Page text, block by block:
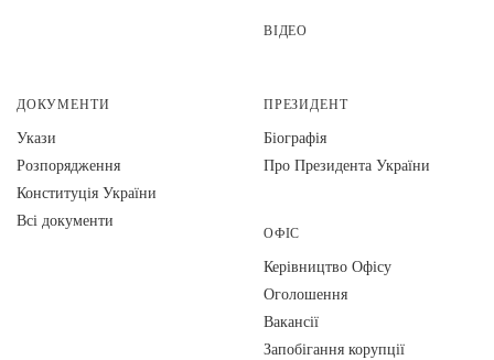
ВІДЕО
ДОКУМЕНТИ
Укази
Розпорядження
Конституція України
Всі документи
ПРЕЗИДЕНТ
Біографія
Про Президента України
ОФІС
Керівництво Офісу
Оголошення
Вакансії
Запобігання корупції